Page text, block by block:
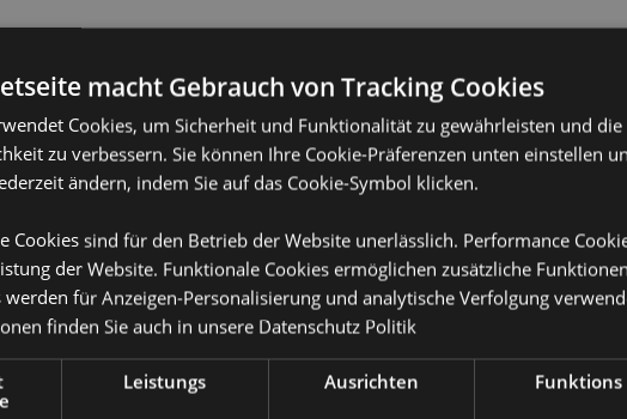
Produktattribute
Information
Abmessungen Höhe 19.5cm Breite
macht Gebrauch von Tracking Cookies
Cookies, um Sicherheit und Funktionalität zu gewährleisten und die
zu verbessern. Sie können Ihre Cookie-Präferenzen unten einstellen
ändern, indem Sie auf das Cookie-Symbol klicken.
Cookies sind für den Betrieb der Website unerlässlich. Performance
der Website. Funktionale Cookies ermöglichen zusätzliche
werden für Anzeigen-Personalisierung und analytische Verfolgung
finden Sie auch in unsere Datenschutz Politik
Leistungs Ausrichten Funktions